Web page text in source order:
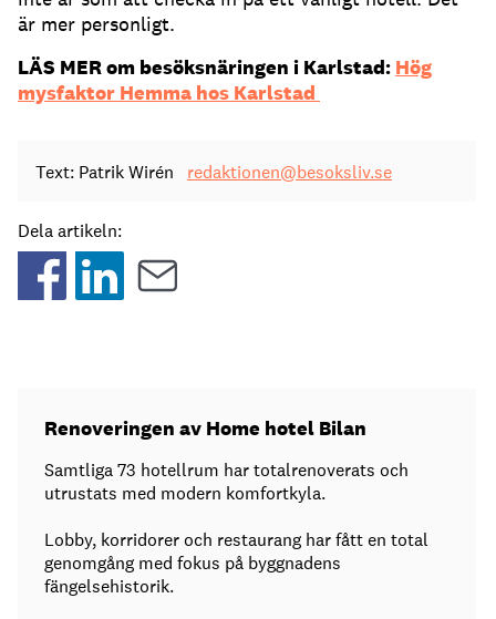
är mer personligt.
LÄS MER om besöksnäringen i Karlstad: Hög
mysfaktor Hemma hos Karlstad
Text: Patrik Wirén redaktionen@besoksliv.se
Dela artikeln:
Renoveringen av Home hotel Bilan
Samtliga 73 hotellrum har totalrenoverats och
utrustats med modern komfortkyla.
Lobby, korridorer och restaurang har fått en total
genomgång med fokus på byggnadens
fängelsehistorik.